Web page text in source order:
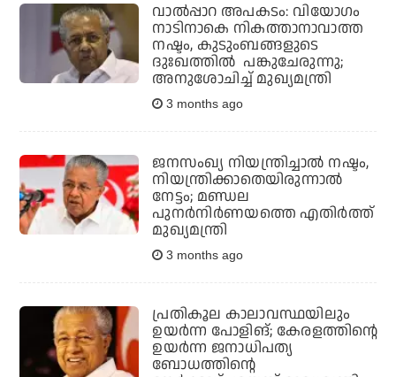
വാല്‍പ്പാറ അപകടം: വിയോഗം
നാടിനാകെ നികത്താനാവാത്ത
നഷ്ടം, കുടുംബങ്ങളുടെ
ദുഃഖത്തില്‍ പങ്കുചേരുന്നു;
അനുശോചിച്ച് മുഖ്യമന്ത്രി
3 months ago
ജനസംഖ്യ നിയന്ത്രിച്ചാൽ നഷ്ടം,
നിയന്ത്രിക്കാതെയിരുന്നാൽ
നേട്ടം; മണ്ഡല
പുനർനിർണയത്തെ എതിർത്ത്
മുഖ്യമന്ത്രി
3 months ago
പ്രതികൂല കാലാവസ്ഥയിലും
ഉയര്‍ന്ന പോളിങ്; കേരളത്തിന്റെ
ഉയര്‍ന്ന ജനാധിപത്യ
ബോധത്തിന്റെ